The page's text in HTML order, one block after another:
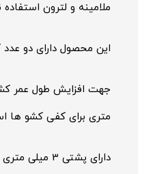
ملامینه و لترون
این محصول دارای دو
جهت افزایش طول عمر
متری برای کفی کشو ها
دارای پشتی 3 میلی متری سفید